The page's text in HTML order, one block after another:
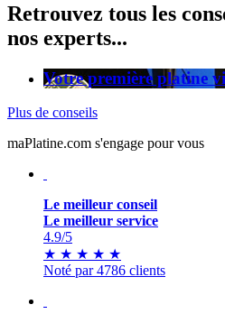
Retrouvez tous les
nos experts...
Votre première platine
Plus de conseils
maPlatine.com s'engage pour vous
Le meilleur conseil
Le meilleur service
4.9/5
★ ★ ★ ★ ★
Noté par 4786 clients